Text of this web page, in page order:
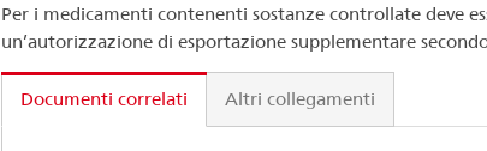
Per i medicamenti contenenti sostanze controllate deve
un’autorizzazione di esportazione supplementare
Documenti correlati Altri collegamenti